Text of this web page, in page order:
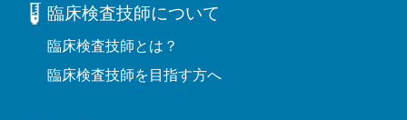
臨床検査技師について
臨床検査技師とは？
臨床検査技師を目指す方へ